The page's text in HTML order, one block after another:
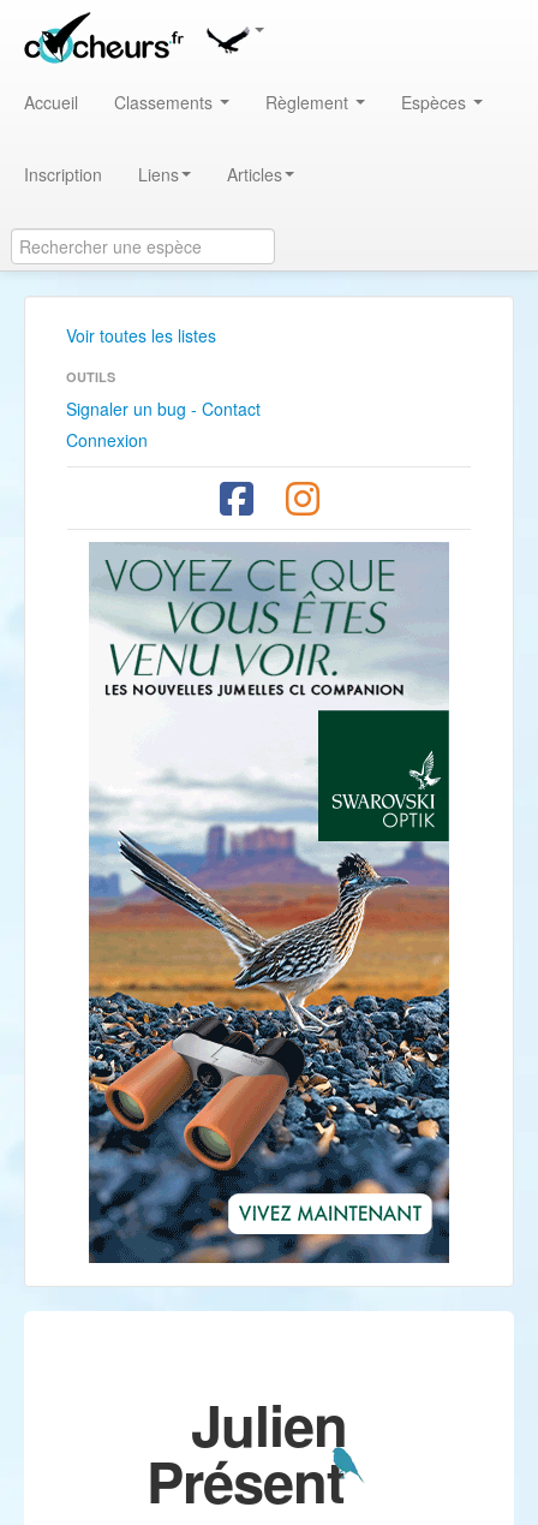
Accueil Classements Règlement Espèces
Inscription Liens Articles
Voir toutes les listes
OUTILS
Signaler un bug - Contact
Connexion
Julien
Présent